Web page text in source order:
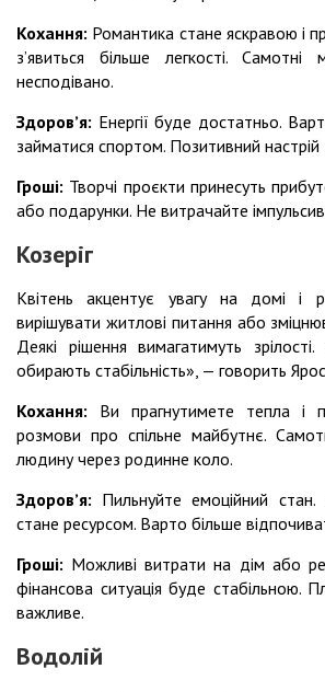
Кохання: Романтика стане яскравою і
з’явиться більше легкості. Самотні
несподівано.
Здоровʼя: Енергії буде достатньо.
займатися спортом. Позитивний настрій
Гроші: Творчі проєкти принесуть
або подарунки. Не витрачайте
Козеріг
Квітень акцентує увагу на домі і
вирішувати житлові питання або
Деякі рішення вимагатимуть
обирають стабільність», — говорить
Кохання: Ви прагнутимете тепла і
розмови про спільне майбутнє.
людину через родинне коло.
Здоровʼя: Пильнуйте емоційний
стане ресурсом. Варто більше
Гроші: Можливі витрати на дім або
фінансова ситуація буде стабільною.
важливе.
Водолій